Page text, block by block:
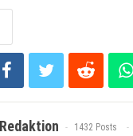
Redaktion 1432 Posts